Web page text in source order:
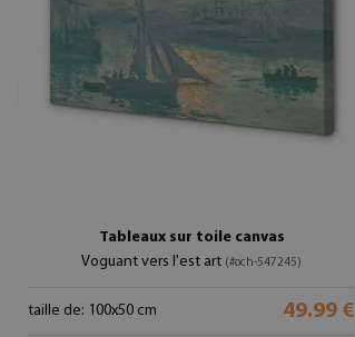
Tableaux sur toile canvas
Voguant vers l'est art (#och-547245)
taille de: 100x50 cm 49.99 €